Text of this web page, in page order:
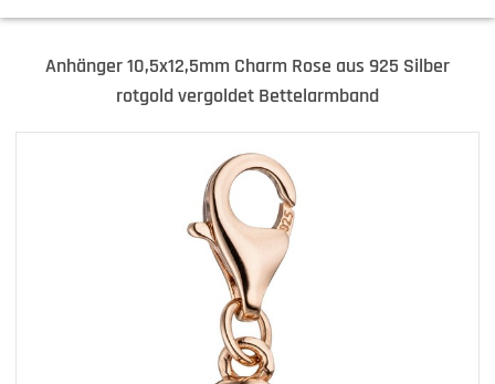
Anhänger 10,5x12,5mm Charm Rose aus 925 Silber
rotgold vergoldet Bettelarmband